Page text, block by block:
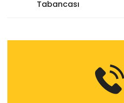
Tabancası